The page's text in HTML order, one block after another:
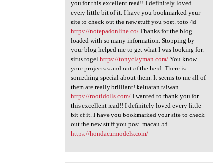
you for this excellent read!! I definitely loved
every little bit of it. I have you bookmarked your
site to check out the new stuff you post. toto 4d
https://notepadonline.co/Thanks for the blog
loaded with so many information. Stopping by
your blog helped me to get what I was looking for.
situs togel https://tonyclayman.com/You know
your projects stand out of the herd. There is
something special about them. It seems to me all of
them are really brilliant! keluaran taiwan
https://rootidolls.com/I wanted to thank you for
this excellent read!! I definitely loved every little
bit of it. I have you bookmarked your site to check
out the new stuff you post. macau 5d
https://hondacarmodels.com/